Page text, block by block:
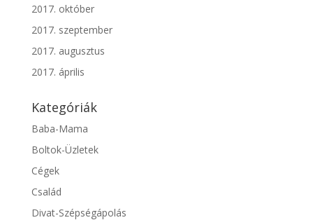
2017. október
2017. szeptember
2017. augusztus
2017. április
Kategóriák
Baba-Mama
Boltok-Üzletek
Cégek
Család
Divat-Szépségápolás